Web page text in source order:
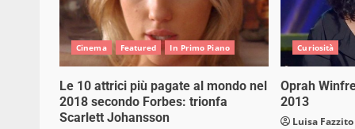
Cinema Featured In Primo Piano
Le 10 attrici più pagate al mondo nel
2018 secondo Forbes: trionfa
Scarlett Johansson
Curiosità
Oprah
2013
Luisa Fazzito